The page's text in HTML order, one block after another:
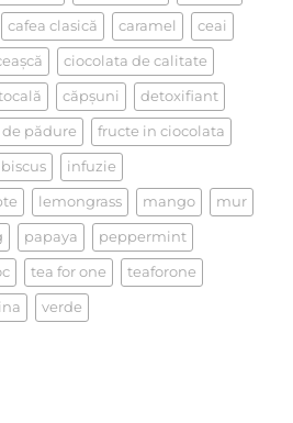
cafea clasică caramel ceai
ciocolata de calitate
căpşuni detoxifiant
pădure fructe in ciocolata
infuzie
lemongrass mango mur
papaya peppermint
tea for one teaforone
verde